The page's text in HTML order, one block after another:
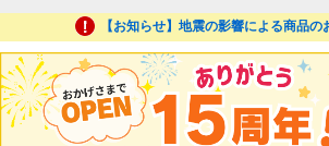
【お知らせ】地震の影響による商品の